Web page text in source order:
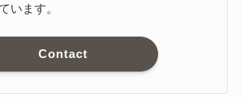
います。
Contact